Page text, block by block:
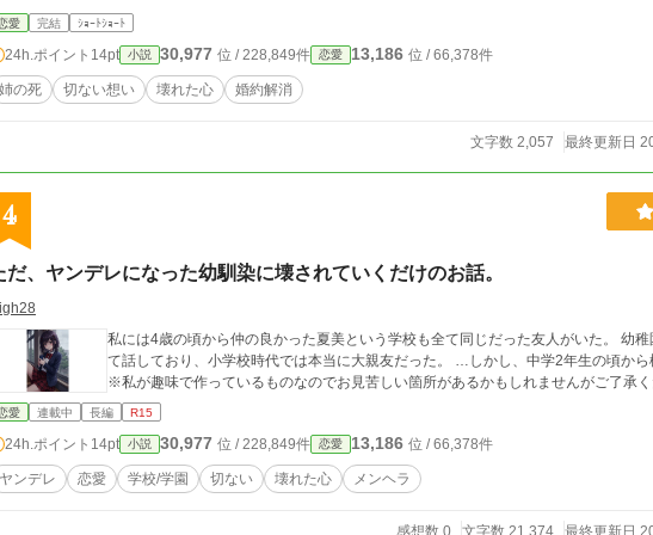
愛 完結 ｼｮｰﾄｼｮｰﾄ
24h.ポイント 14pt 小説 30,977 位 / 228,849件 恋愛 13,186 位 / 66,378件
姉の死 切ない想い 壊れた心 婚約解消
文字数 2,057 最終更新日
4
だ、ヤンデレになった幼馴染に壊されていくだけのお話。
私には4歳の頃から仲の良かった夏美という学校も全て同じだった友人がいた。 幼
て話しており、小学校時代では本当に大親友だった。 …しかし、中学2年生の頃か
※私が趣味で作っているものなのでお見苦しい箇所があるかもしれませんがご了承
愛 連載中 長編 R15
24h.ポイント 14pt 小説 30,977 位 / 228,849件 恋愛 13,186 位 / 66,378件
ヤンデレ 恋愛 学校/学園 切ない 壊れた心 メンヘラ
感想数 0 文字数 21,374 最終更新日